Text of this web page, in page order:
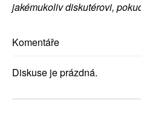
jakémukoliv diskutérovi,
Komentáře
Diskuse je prázdná.